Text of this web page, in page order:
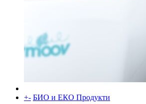
+- БИО и ЕКО Продукти